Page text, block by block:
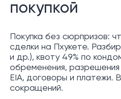
покупкой
Покупка без сюрпризов:
сделки на Пхукете.
и др.), квоту 49% по
обременения,
EIA, договоры и платежи.
сокращений.